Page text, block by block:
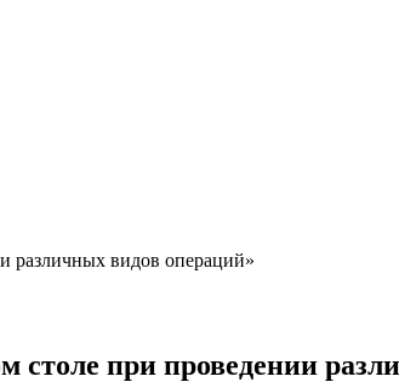
различных видов операций»
при проведении